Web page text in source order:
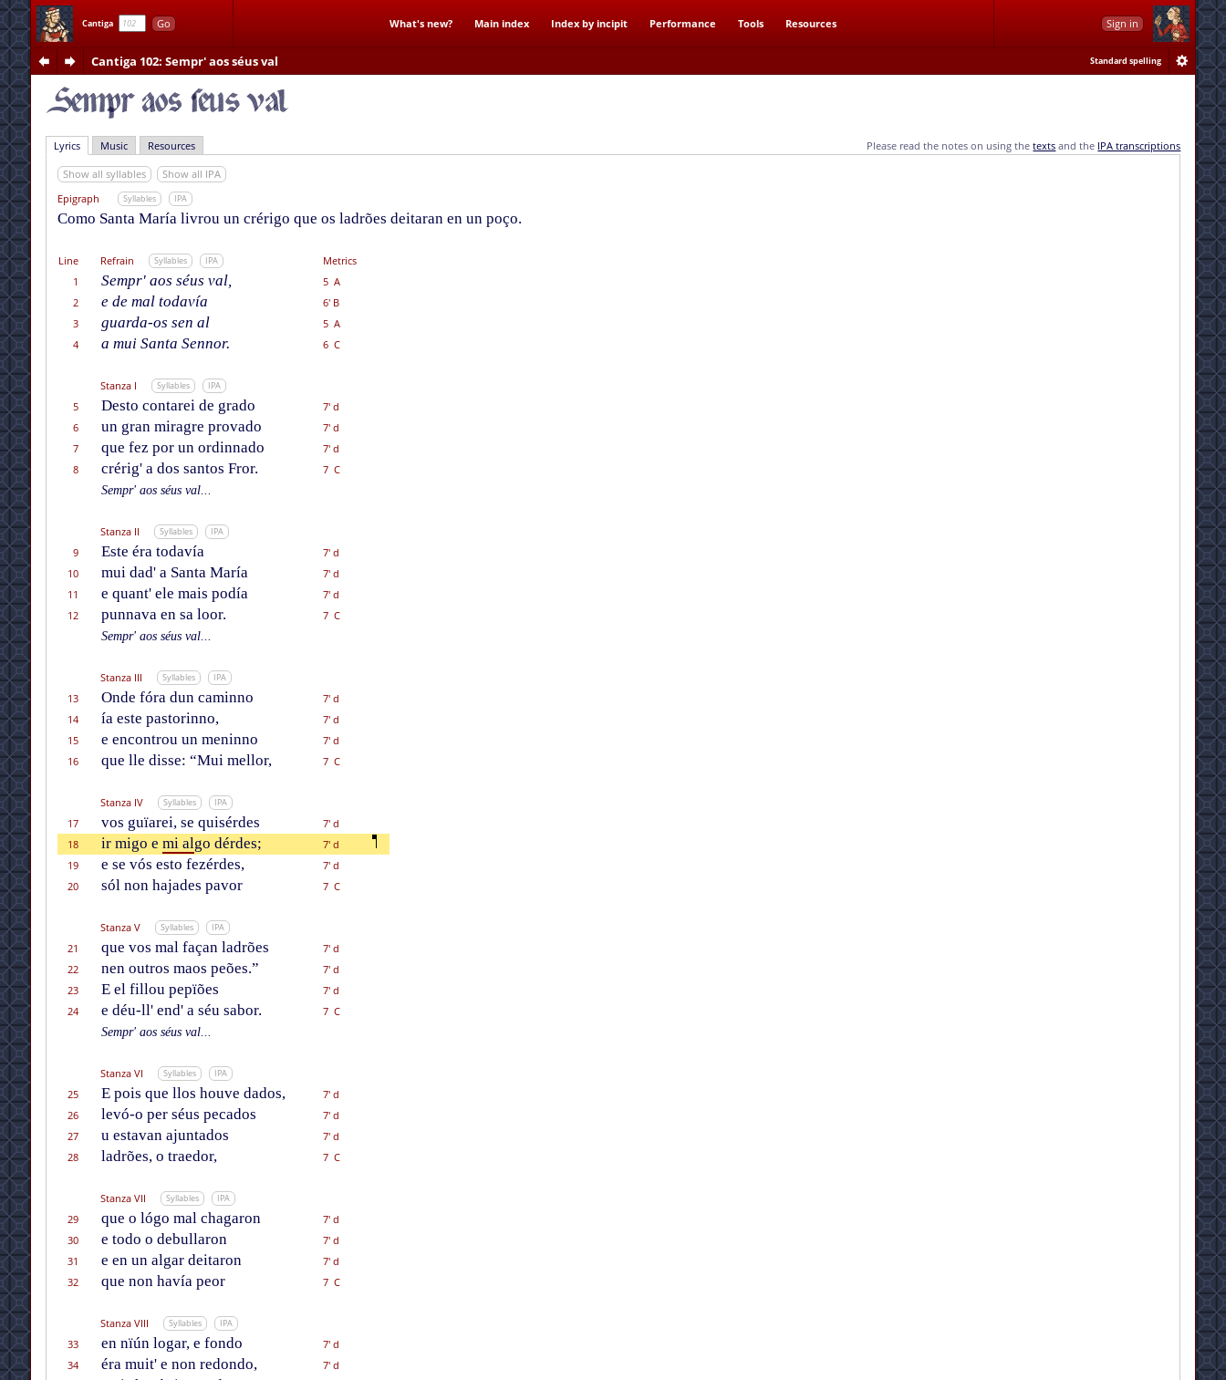
Cantiga Go What's new? Main index Index by incipit Performance Tools Resources Sign in
Cantiga 102: Sempr' aos séus val Standard spelling
Lyrics Music Resources Please read the notes on using thetexts and the IPA transcriptions
Show all syllables
Show all IPA
Epigraph
Syllables IPA
Como Santa María livrou un crérigo que os ladrões deitaran en un poço.
Line Refrain Syllables IPA
Metrics
1
Sempr' aos séus val,
5 A
2
e de mal todavía
6' B
3
guarda-os sen al
5 A
4
a mui Santa Sennor. 6 C
Stanza I Syllables IPA
5 Desto contarei de grado
7' d
6
un gran miragre provado
7' d
7
que fez por un ordinnado
7' d
8
crérig' a dos santos Fror.
7 C
Sempr' aos séus val...
Stanza II Syllables IPA
9 Este éra todavía
7' d
10
mui dad' a Santa María
7' d
11
e quant' ele mais podía
7' d
12
punnava en sa loor.
7 C
Sempr' aos séus val...
Stanza III Syllables IPA
13 Onde fóra dun caminno
7' d
14
ía este pastorinno,
7' d
15
e encontrou un meninno
7' d
16
que lle disse: “Mui mellor, 7 C
Stanza IV Syllables IPA
17 vos guïarei, se quisérdes
7' d
18
ir migo e mi algo dérdes;
7' d
19
e se vós esto fezérdes,
7' d
20
sól non hajades pavor 7 C
Stanza V Syllables IPA
21 que vos mal façan ladrões
7' d
22
nen outros maos peões.”
7' d
23
E el fillou pepïões
7' d
24
e déu-ll' end' a séu sabor.
7 C
Sempr' aos séus val...
Stanza VI Syllables IPA
25 E pois que llos houve dados,
7' d
26
levó-o per séus pecados
7' d
27
u estavan ajuntados
7' d
28
ladrões, o traedor, 7 C
Stanza VII Syllables IPA
29 que o lógo mal chagaron
7' d
30
e todo o debullaron
7' d
31
e en un algar deitaron
7' d
32
que non havía peor 7 C
Stanza VIII Syllables IPA
33 en nïún logar, e fondo
7' d
34
éra muit' e non redondo,
7' d